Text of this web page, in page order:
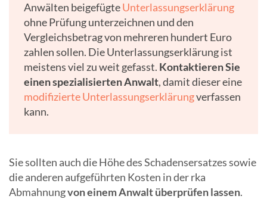
Anwälten beigefügteUnterlassungserklärung
ohne Prüfung unterzeichnen und den
Vergleichsbetrag von mehreren hundert Euro
zahlen sollen. Die Unterlassungserklärung ist
meistens viel zu weit gefasst. Kontaktieren Sie
einen spezialisierten Anwalt, damit dieser eine
modifizierte Unterlassungserklärungverfassen
kann.
Sie sollten auch die Höhe des Schadensersatzes sowie
die anderen aufgeführten Kosten in der rka
Abmahnungvon einem Anwalt überprüfen lassen.